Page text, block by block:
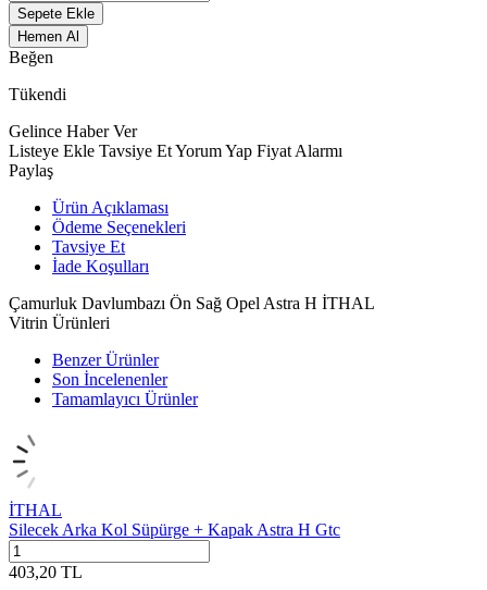
Sepete Ekle
Hemen Al
Beğen
Tükendi
Gelince Haber Ver
Listeye Ekle Tavsiye EtYorum Yap Fiyat Alarmı
Paylaş
Ürün Açıklaması
Ödeme Seçenekleri
Tavsiye Et
İade Koşulları
Çamurluk Davlumbazı Ön Sağ Opel Astra H İTHAL
Vitrin Ürünleri
Benzer Ürünler
Son İncelenenler
Tamamlayıcı Ürünler
İTHAL
Silecek Arka Kol Süpürge + Kapak Astra H Gtc
403,20 TL